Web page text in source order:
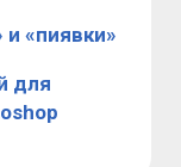
и «пиявки»
для